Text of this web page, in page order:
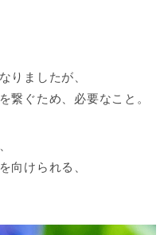
りましたが、
繋ぐため、必要なこと。
向けられる、